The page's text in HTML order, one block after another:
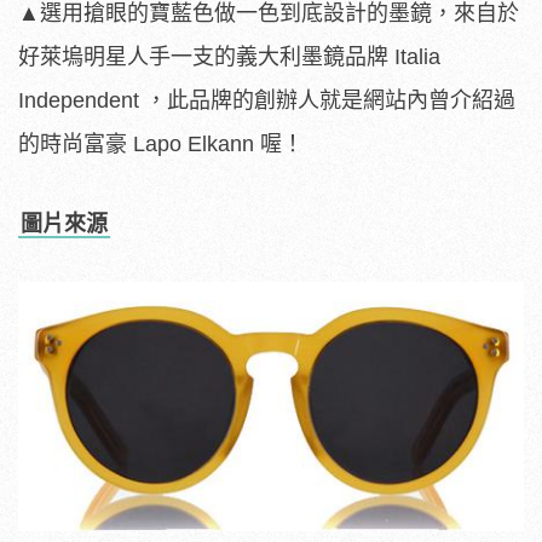
▲選用搶眼的寶藍色做一色到底設計的墨鏡，來自於
好萊塢明星人手一支的義大利墨鏡品牌 Italia
Independent ，此品牌的創辦人就是網站內曾介紹過
的時尚富豪 Lapo Elkann 喔！
圖片來源